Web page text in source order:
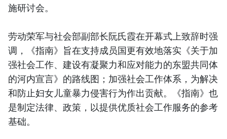
施研讨会。
劳动荣军与社会部副部长阮氏霞在开幕式上致辞时强
调，《指南》旨在支持成员国更有效地落实《关于加
强社会工作、建设有凝聚力和应对能力的东盟共同体
的河内宣言》的路线图；加强社会工作体系，为解决
和防止妇女儿童暴力侵害行为作出贡献。《指南》也
是制定法律、政策，以提供优质社会工作服务的参考
基础。